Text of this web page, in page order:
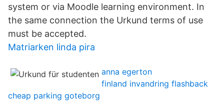
system or via Moodle learning environment. In
the same connection the Urkund terms of use
must be accepted.
Matriarken linda pira
anna egerton
finland invandring flashback
cheap parking goteborg